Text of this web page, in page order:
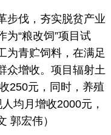
伐，夯实脱贫产业
为“粮改饲”项目试
为青贮饲料，在满足
众增收。项目辐射土
250元，同时，养殖
均月增收2000元，
郭宏伟）